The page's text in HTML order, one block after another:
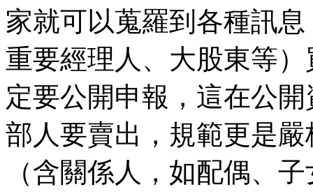
家就可以蒐羅到各種訊
重要經理人、大股東等
定要公開申報，這在公
部人要賣出，規範更是
（含關係人，如配偶、